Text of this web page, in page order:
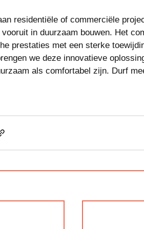
residentiële of commerciële
vooruit in duurzaam bouwen. Het
prestaties met een sterke
we deze innovatieve
als comfortabel zijn. Durf